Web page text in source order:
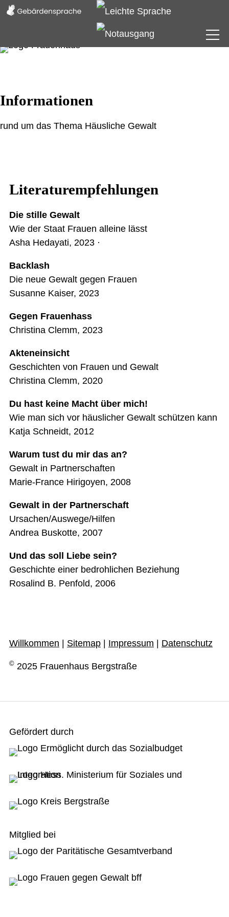
Beratungsstelle
Informationen
Informationen
rund um das Thema Häusliche Gewalt
Literaturempfehlungen
Die stille Gewalt
Wie der Staat Frauen alleine lässt
Asha Hedayati, 2023 ·
Backlash
Die neue Gewalt gegen Frauen
Susanne Kaiser, 2023
Gegen Frauenhass
Christina Clemm, 2023
Akteneinsicht
Geschichten von Frauen und Gewalt
Christina Clemm, 2020
Du hast keine Macht über mich!
Wie man sich vor häuslicher Gewalt schützen kann
Katja Schneidt, 2012
Warum tust du mir das an?
Gewalt in Partnerschaften
Marie-France Hirigoyen, 2008
Gewalt in der Partnerschaft
Ursachen/Auswege/Hilfen
Andrea Buskotte, 2007
Und das soll Liebe sein?
Geschichte einer bedrohlichen Beziehung
Rosalind B. Penfold, 2006
Willkommen Sitemap Impressum Datenschutz
© 2025 Frauenhaus Bergstraße
Gefördert durch
Mitglied bei